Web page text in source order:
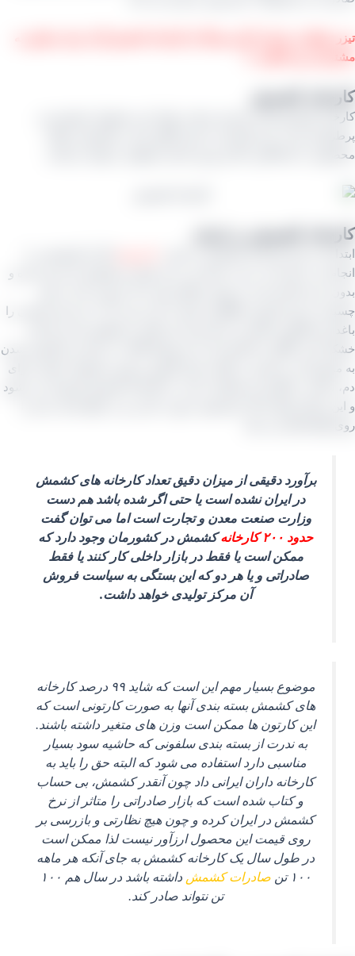
تبلیغاتی شرکت آرادبرندینگ از کارخانه کشمش آراد برای نمایش به
بین المللی ⇓
کشمش
کشمش قلب تپنده‌ی صنعت تولید این محصول خوشمزه و
است. این کارخانه‌ با تبدیل انگور تازه به کشمش خشک،
با ماندگاری بالا و ارزش غذایی فراوان را تولید می‌کنند.
کشمش در ایران
باید بدانید کارخانه‌ کشمش در ایران
می‌ دهد که به دست شما می‌ رسد همان محصولی که تمیز شده و
دم و شاخه است و روغن پارافین هم به آن خورده تا از به هم
و کشاورز انجام می‌ دهد یعنی این قشر زحمتکش است که کار
انگور را انجام داده یا به وسیله آفتاب یا سایه و یا آغشته شدن
تیزاب و سپس در آفتاب قرار گرفتن و چون محصول حاصل دارای
سنگریزه و ضایعات است به کارخانه‌ کشمش فروخته می‌ شود
مراکز تولیدی کار شستشو، سورت کردن و در انتها بسته‌ بندی را
انجام می‌ دهد.
برآورد دقیقی از میزان دقیق تعداد کارخانه‌ های کشمش
در ایران نشده است یا حتی اگر شده باشد هم دست
وزارت صنعت معدن و تجارت است اما می‌ توان گفت
حدود ۲۰۰ کارخانه
کشمش در کشورمان وجود دارد که
ممکن است یا فقط در بازار داخلی کار کنند یا فقط
صادراتی و یا هر دو که این بستگی به سیاست فروش
آن مرکز تولیدی خواهد داشت.
موضوع بسیار مهم این است که شاید ۹۹ درصد کارخانه‌
های کشمش بسته‌ بندی آنها به صورت کارتونی است که
این کارتون‌ ها ممکن است وزن‌ های متغیر داشته باشند.
به ندرت از بسته‌ بندی سلفونی که حاشیه سود بسیار
مناسبی دارد استفاده می‌ شود که البته حق را باید به
کارخانه داران ایرانی داد چون آنقدر کشمش، بی‌ حساب
و کتاب شده است که بازار صادراتی را متاثر از نرخ
کشمش در ایران کرده و چون هیچ نظارتی و بازرسی بر
روی قیمت این محصول ارزآور نیست لذا ممکن است
در طول سال یک کارخانه کشمش به جای آنکه هر ماهه
صادرات کشمش
داشته باشد در سال هم ۱۰۰
تن نتواند صادر کند.